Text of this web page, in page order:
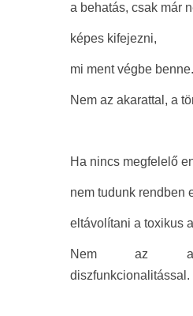
a behatás, csak már
képes kifejezni,
mi ment végbe benne.
Nem az akarattal, a
Ha nincs megfelelő
nem tudunk rendben
eltávolítani a toxikus
Nem az
diszfunkcionalitással.